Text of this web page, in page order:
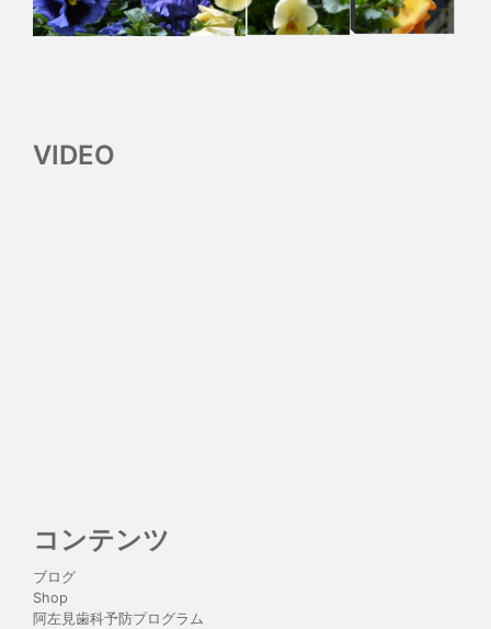
VIDEO
コンテンツ
ブログ
Shop
阿左見歯科予防プログラム